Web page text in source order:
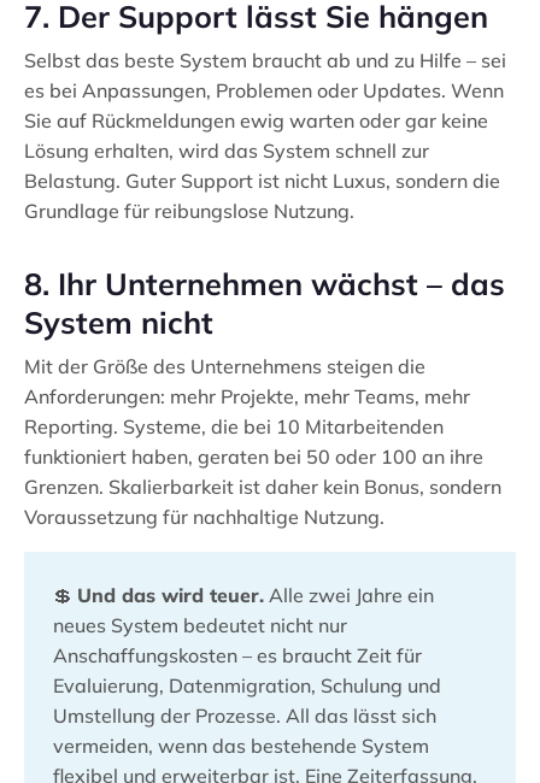
7. Der Support lässt Sie hängen
Selbst das beste System braucht ab und zu Hilfe – sei
es bei Anpassungen, Problemen oder Updates. Wenn
Sie auf Rückmeldungen ewig warten oder gar keine
Lösung erhalten, wird das System schnell zur
Belastung. Guter Support ist nicht Luxus, sondern die
Grundlage für reibungslose Nutzung.
8. Ihr Unternehmen wächst – das
System nicht
Mit der Größe des Unternehmens steigen die
Anforderungen: mehr Projekte, mehr Teams, mehr
Reporting. Systeme, die bei 10 Mitarbeitenden
funktioniert haben, geraten bei 50 oder 100 an ihre
Grenzen. Skalierbarkeit ist daher kein Bonus, sondern
Voraussetzung für nachhaltige Nutzung.
💲 Und das wird teuer. Alle zwei Jahre ein
neues System bedeutet nicht nur
Anschaffungskosten – es braucht Zeit für
Evaluierung, Datenmigration, Schulung und
Umstellung der Prozesse. All das lässt sich
vermeiden, wenn das bestehende System
flexibel und erweiterbar ist. Eine Zeiterfassung,